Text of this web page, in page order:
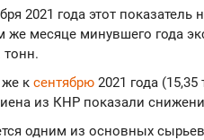
2021 года этот
же месяце минувшего года
тонн.
к сентябрю 2021 года
из КНР показали
одним из основных